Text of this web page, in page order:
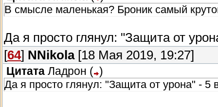
В смысле маленькая? Броник самый
Да я просто глянул: "Защита от
[64] NNikola[18 Мая 2019, 19:27]
Цитата Ладрон ( )
Да я просто глянул: "Защита от урона" - 5